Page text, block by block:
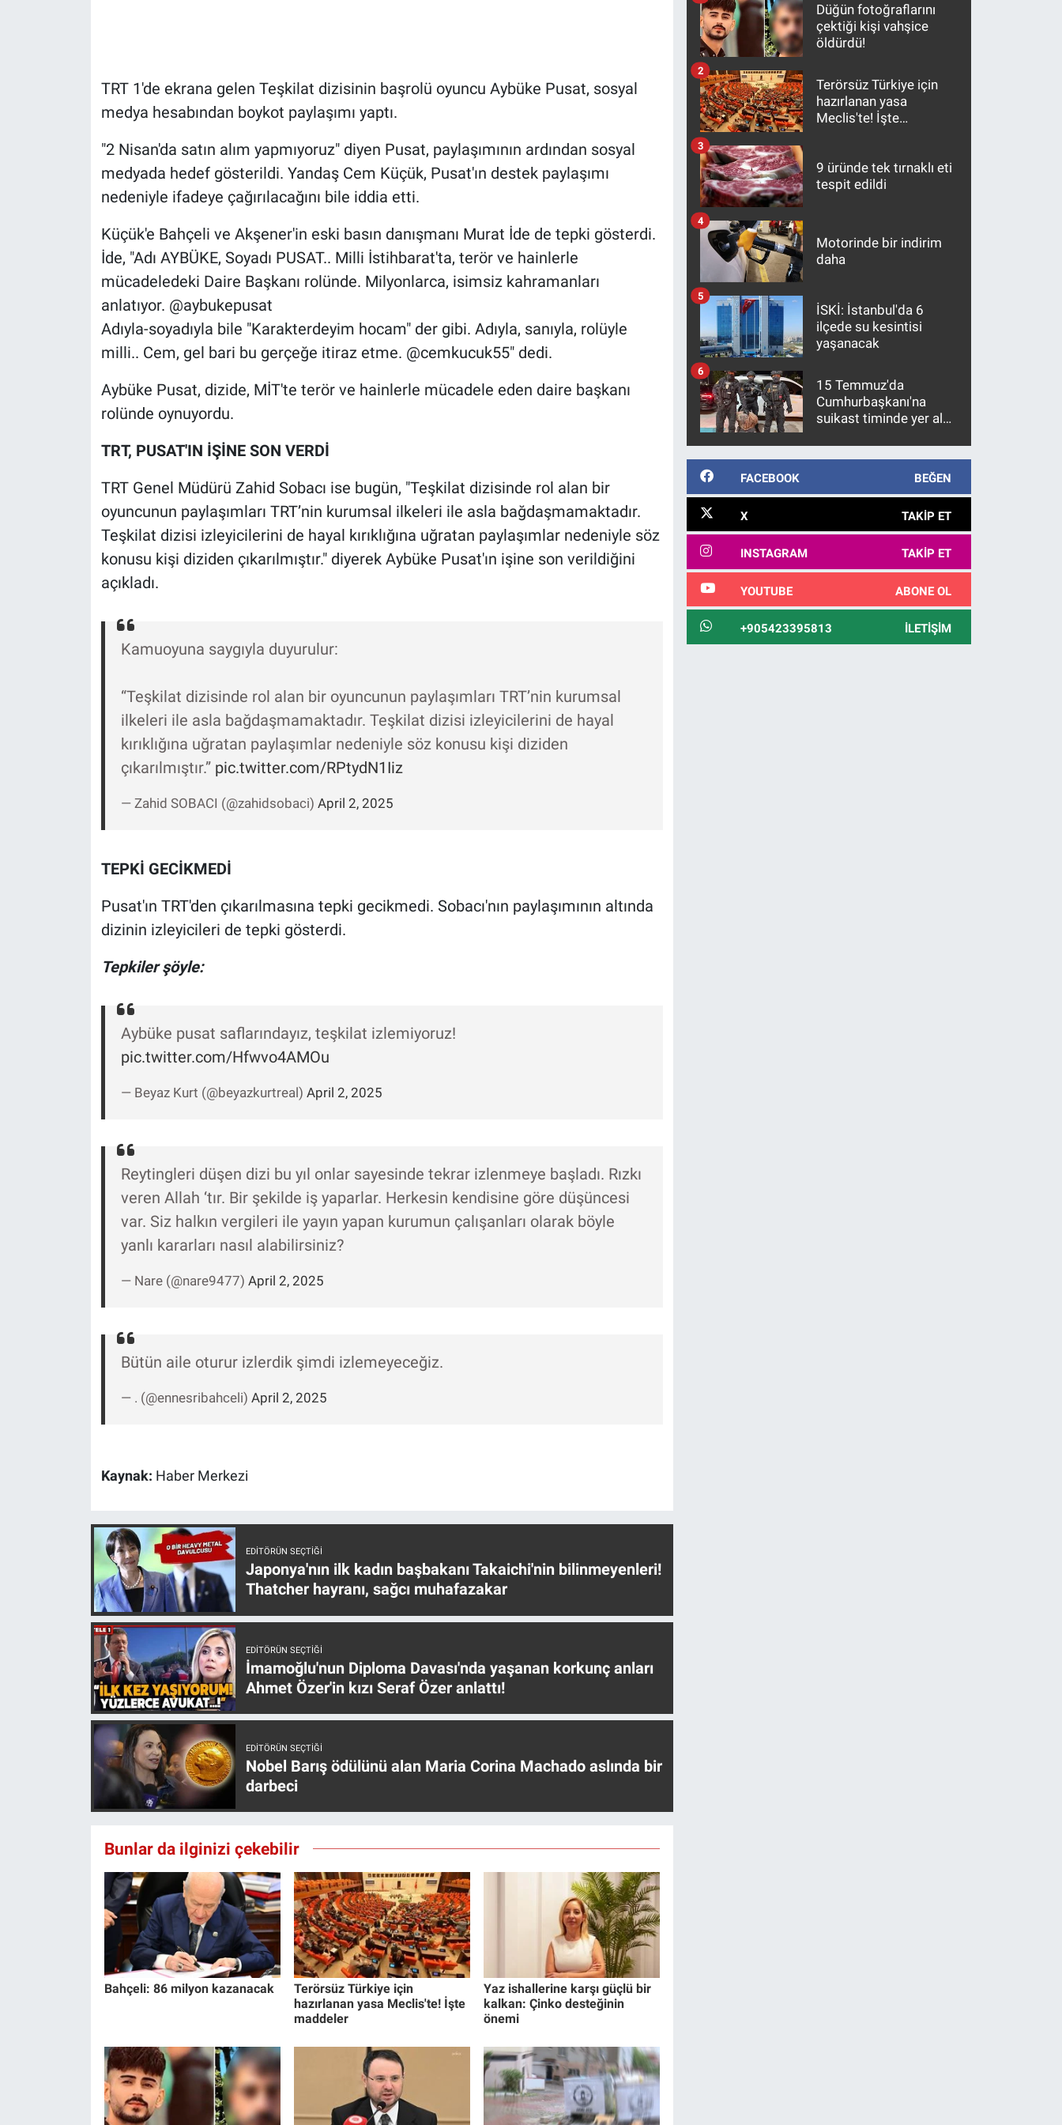
TRT 1'de ekrana gelen Teşkilat dizisinin başrolü oyuncu Aybüke Pusat, sosyal
medya hesabından boykot paylaşımı yaptı.
"2 Nisan'da satın alım yapmıyoruz" diyen Pusat, paylaşımının ardından sosyal
medyada hedef gösterildi. Yandaş Cem Küçük, Pusat'ın destek paylaşımı
nedeniyle ifadeye çağırılacağını bile iddia etti.
Küçük'e Bahçeli ve Akşener'in eski basın danışmanı Murat İde de tepki gösterdi.
İde, "Adı AYBÜKE, Soyadı PUSAT.. Milli İstihbarat'ta, terör ve hainlerle
mücadeledeki Daire Başkanı rolünde. Milyonlarca, isimsiz kahramanları
anlatıyor. @aybukepusat
Adıyla-soyadıyla bile "Karakterdeyim hocam" der gibi. Adıyla, sanıyla, rolüyle
milli.. Cem, gel bari bu gerçeğe itiraz etme. @cemkucuk55" dedi.
Aybüke Pusat, dizide, MİT'te terör ve hainlerle mücadele eden daire başkanı
rolünde oynuyordu.
TRT, PUSAT'IN İŞİNE SON VERDİ
TRT Genel Müdürü Zahid Sobacı ise bugün, "Teşkilat dizisinde rol alan bir
oyuncunun paylaşımları TRT’nin kurumsal ilkeleri ile asla bağdaşmamaktadır.
Teşkilat dizisi izleyicilerini de hayal kırıklığına uğratan paylaşımlar nedeniyle söz
konusu kişi diziden çıkarılmıştır." diyerek Aybüke Pusat'ın işine son verildiğini
açıkladı.
Kamuoyuna saygıyla duyurulur:
“Teşkilat dizisinde rol alan bir oyuncunun paylaşımları TRT’nin kurumsal
ilkeleri ile asla bağdaşmamaktadır. Teşkilat dizisi izleyicilerini de hayal
kırıklığına uğratan paylaşımlar nedeniyle söz konusu kişi diziden
çıkarılmıştır.” pic.twitter.com/RPtydN1Iiz
— Zahid SOBACI (@zahidsobaci) April 2, 2025
TEPKİ GECİKMEDİ
Pusat'ın TRT'den çıkarılmasına tepki gecikmedi. Sobacı'nın paylaşımının altında
dizinin izleyicileri de tepki gösterdi.
Tepkiler şöyle:
Aybüke pusat saflarındayız, teşkilat izlemiyoruz!
pic.twitter.com/Hfwvo4AMOu
— Beyaz Kurt (@beyazkurtreal) April 2, 2025
Reytingleri düşen dizi bu yıl onlar sayesinde tekrar izlenmeye başladı. Rızkı
veren Allah ‘tır. Bir şekilde iş yaparlar. Herkesin kendisine göre düşüncesi
var. Siz halkın vergileri ile yayın yapan kurumun çalışanları olarak böyle
yanlı kararları nasıl alabilirsiniz?
— Nare (@nare9477) April 2, 2025
Bütün aile oturur izlerdik şimdi izlemeyeceğiz.
— . (@ennesribahceli) April 2, 2025
Kaynak: Haber Merkezi
EDITÖRÜN SEÇTIĞI
Japonya'nın ilk kadın başbakanı Takaichi'nin bilinmeyenleri!
Thatcher hayranı, sağcı muhafazakar
EDITÖRÜN SEÇTIĞI
İmamoğlu'nun Diploma Davası'nda yaşanan korkunç anları
Ahmet Özer'in kızı Seraf Özer anlattı!
EDITÖRÜN SEÇTIĞI
Nobel Barış ödülünü alan Maria Corina Machado aslında bir
darbeci
Bunlar da ilginizi çekebilir
Bahçeli: 86 milyon kazanacak
Terörsüz Türkiye için
hazırlanan yasa Meclis'te! İşte
maddeler
Yaz ishallerine karşı güçlü bir
kalkan: Çinko desteğinin
önemi
Düğün fotoğraflarını
çektiği kişi vahşice
öldürdü!
Terörsüz Türkiye için
hazırlanan yasa
Meclis'te! İşte
2
9 üründe tek tırnaklı eti
tespit edildi
3
Motorinde bir indirim
daha
4
İSKİ: İstanbul'da 6
ilçede su kesintisi
yaşanacak
5
15 Temmuz'da
Cumhurbaşkanı'na
suikast timinde yer alan
10 yıl sonra yakalandı
6
FACEBOOK BEĞEN
X TAKIP ET
INSTAGRAM TAKIP ET
YOUTUBE ABONE OL
+905423395813 İLETIŞIM
Koronavirüs
Kültür Sanat
Ne demişti
Programlar
Teknoloji
Türkiye'nin Gündemi